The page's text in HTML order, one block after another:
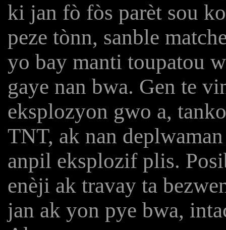
ki jan fò fòs parèt sou
peze tònn, sanble
yo bay manti toupatou
gaye nan bwa. Gen te
eksplozyon gwo a,
TNT, ak nan
anpil eksplozif plis.
enèji ak travay ta
jan ak yon pye bwa,